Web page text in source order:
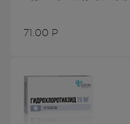
71.00 Р